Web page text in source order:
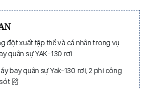
đột xuất tập thể và cá nhân trong vụ
quân sự YAK-130 rơi
bay quân sự Yak-130 rơi, 2 phi công